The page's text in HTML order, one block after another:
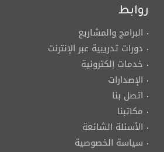
روابط
البرامج والمشاريع
دورات تدريبية عبر الإنترنت
خدمات إلكترونية
الإصدارات
اتصل بنا
مكاتبنا
الأسئلة الشائعة
سياسة الخصوصية